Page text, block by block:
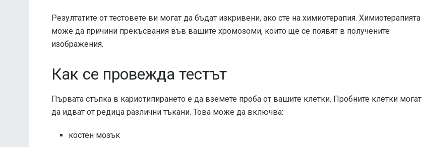
Резултатите от тестовете ви могат да бъдат изкривени, ако сте на химиотерапия. Химиотерапията
може да причини прекъсвания във вашите хромозоми, които ще се появят в получените
изображения.
Как се провежда тестът
Първата стъпка в кариотипирането е да вземете проба от вашите клетки. Пробните клетки могат
да идват от редица различни тъкани. Това може да включва:
костен мозък